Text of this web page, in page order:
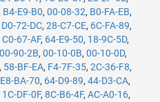
B4-E9-B0, 00-08-32, B0-FA-EB,
D0-72-DC, 28-C7-CE, 6C-FA-89,
C0-67-AF, 64-E9-50, 18-9C-5D,
00-90-2B, 00-10-0B, 00-10-0D,
, 58-BF-EA, F4-7F-35, 2C-36-F8,
E8-BA-70, 64-D9-89, 44-D3-CA,
1C-DF-0F, 8C-B6-4F, AC-A0-16,